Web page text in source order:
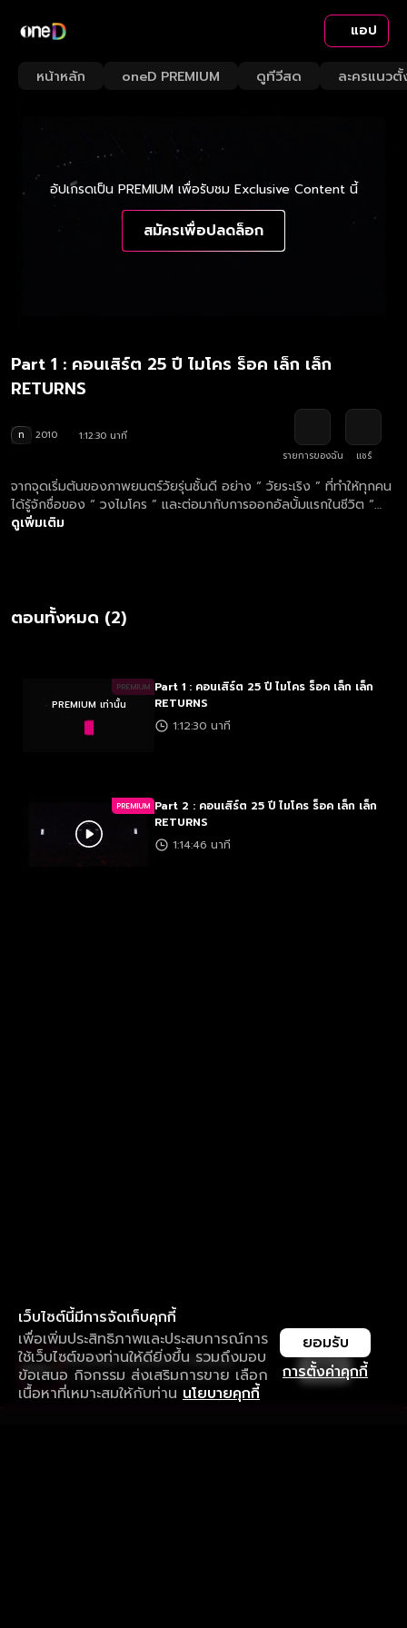
แอป
หน้าหลัก oneD PREMIUM ดูทีวีสด ละครแนวตั้
อัปเกรดเป็น PREMIUM เพื่อรับชม Exclusive Content นี้
สมัครเพื่อปลดล็อก
Part 1 : คอนเสิร์ต 25 ปี ไมโคร ร็อค เล็ก เล็ก
RETURNS
ท 2010
1:12:30 นาที
รายการของฉัน
แชร์
จากจุดเริ่มต้นของภาพยนตร์วัยรุ่นชั้นดี อย่าง “ วัยระเริง ” ที่ทำให้ทุกคน
ได้รู้จักชื่อของ “ วงไมโคร ” และต่อมากับการออกอัลบั้มแรกในชีวิต “
ร็อค เล็ก เล็ก ” ที่ถือได้ว่าก้าวย่างแห่งความสำเร็จ แม้วันเวลาจะผ่าน
และการรวมพลังมือขวา...ที่สุดสนั่น และมันส์สะใจ...ยิ่งกว่าทุก ๆ ครั้ง ใน
คอนเสิร์ต "25 ปี ไมโคร ร็อค เล็ก เล็ก RETURNs"
ดูเพิ่มเติม
ตอนทั้งหมด (2)
PREMIUM
PREMIUM เท่านั้น
Part 1 : คอนเสิร์ต 25 ปี ไมโคร ร็อค เล็ก เล็ก
RETURNS
1:12:30 นาที
PREMIUM Part 2 : คอนเสิร์ต 25 ปี ไมโคร ร็อค เล็ก เล็ก
RETURNS
1:14:46 นาที
เว็บไซต์นี้มีการจัดเก็บคุกกี้
เพื่อเพิ่มประสิทธิภาพและประสบการณ์การ
ใช้เว็บไซต์ของท่านให้ดียิ่งขึ้น รวมถึงมอบ
ข้อเสนอ กิจกรรม ส่งเสริมการขาย เลือก
เนื้อหาที่เหมาะสมให้กับท่าน นโยบายคุกกี้
การตั้งค่าคุกกี้
ยอมรับ
ใช้งานแอป ลื่นไหลกว่า ไม่มีสะดุด
ดาวน์โหลดแอปเพื่อการรับชมที่ดีกว่า เปิด